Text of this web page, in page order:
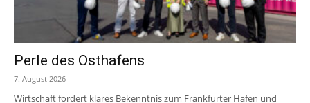
Perle des Osthafens
7. August 2026
Wirtschaft fordert klares Bekenntnis zum Frankfurter Hafen und